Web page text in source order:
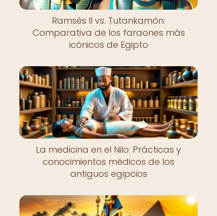
Ramsés II vs. Tutankamón:
Comparativa de los faraones más
icónicos de Egipto
La medicina en el Nilo: Prácticas y
conocimientos médicos de los
antiguos egipcios